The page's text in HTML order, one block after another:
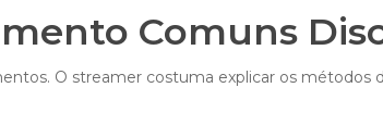
Comuns
O streamer costuma explicar os métodos